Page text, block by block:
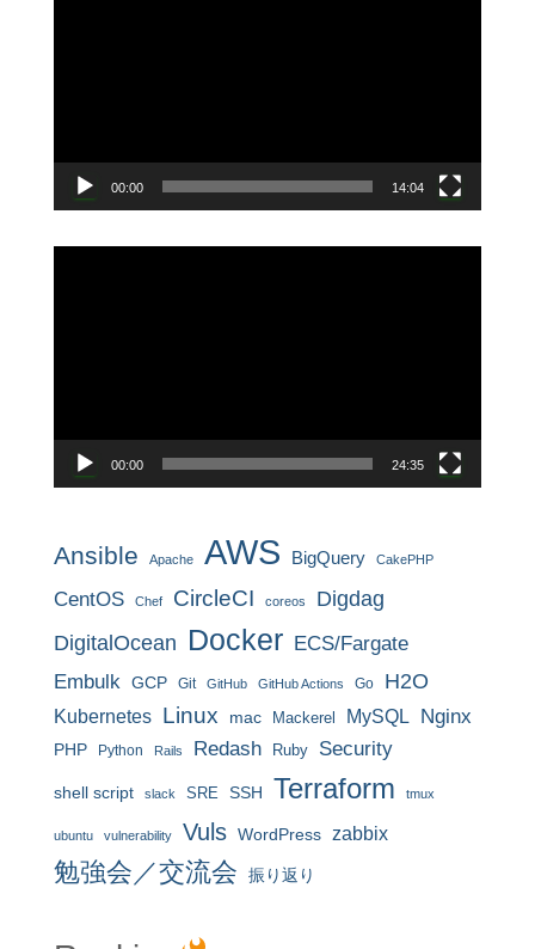
00:00 14:04
00:00 24:35
Ansible Apache AWS BigQuery CakePHP
CentOS Chef CircleCI coreos
Digdag
DigitalOcean Docker ECS/Fargate
Embulk GCP Git GitHub GitHub Actions Go H2O
Kubernetes Linux mac Mackerel MySQL Nginx
PHP Python Rails Redash Ruby Security
shell script slack SRE SSH Terraform tmux
ubuntu vulnerability Vuls WordPress zabbix
勉強会／交流会 振り返り